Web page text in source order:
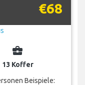
€68
business_center
13 Koffer
Beispiele: